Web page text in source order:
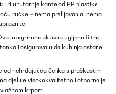
Tri unutarnje kante od PP plastike
ručke – nema prelijavanja, nema
integrirana aktivna ugljena filtra
i osiguravaju da kuhinja ostane
od nehrđajućeg čelika s praškastim
djeluje visokokvalitetno i otporno je
krpom.